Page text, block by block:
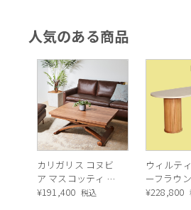
人気のある商品
カリガリス コヌビ
ア マスコッティ 伸
長・昇降式テーブ
¥191,400 税込
ウィルテ
ーフラウ
ィエラ塗装
¥228,800